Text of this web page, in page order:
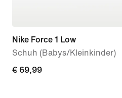
Nike Force 1 Low
Schuh (Babys/Kleinkinder)
€ 69,99
€ 69,99